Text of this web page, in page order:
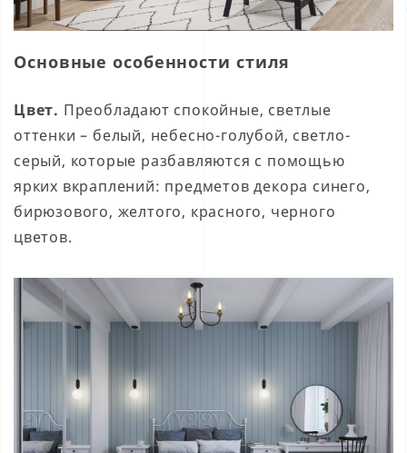
Основные особенности стиля
Цвет. Преобладают спокойные, светлые
оттенки – белый, небесно-голубой, светло-
серый, которые разбавляются с помощью
ярких вкраплений: предметов декора синего,
бирюзового, желтого, красного, черного
цветов.